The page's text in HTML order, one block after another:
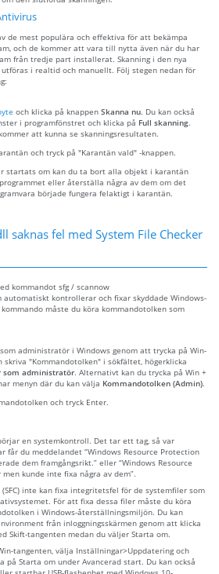
de mest populära och effektiva för att bekämpa
och de kommer att vara till nytta även när du har
från tredje part installerat. Skanning i den nya
i realtid och manuellt. Följ stegen nedan för
och klicka på knappen Skanna nu. Du kan också
i programfönstret och klicka på Full skanning.
att kunna se skanningsresultaten.
och tryck på "Karantän vald" -knappen.
startats om kan du ta bort alla objekt i karantän
eller återställa några av dem om det
började fungera felaktigt i karantän.
saknas fel med System File Checker
kommandot sfg / scannow
kontrollerar och fixar skyddade Windows-
måste du köra kommandotolken som
administratör i Windows genom att trycka på Win-
"Kommandotolken" i sökfältet, högerklicka
som administratör. Alternativt kan du trycka på Win +
menyn där du kan välja Kommandotolken (Admin).
och tryck Enter.
en systemkontroll. Det tar ett tag, så var
får du meddelandet “Windows Resource Protection
dem framgångsrikt.” eller “Windows Resource
kunde inte fixa några av dem”.
inte kan fixa integritetsfel för de systemfiler som
För att fixa dessa filer måste du köra
i Windows-återställningsmiljön. Du kan
från inloggningsskärmen genom att klicka
Skift-tangenten medan du väljer Starta om.
tangenten, välja Inställningar>Uppdatering och
på Starta om under Avancerad start. Du kan också